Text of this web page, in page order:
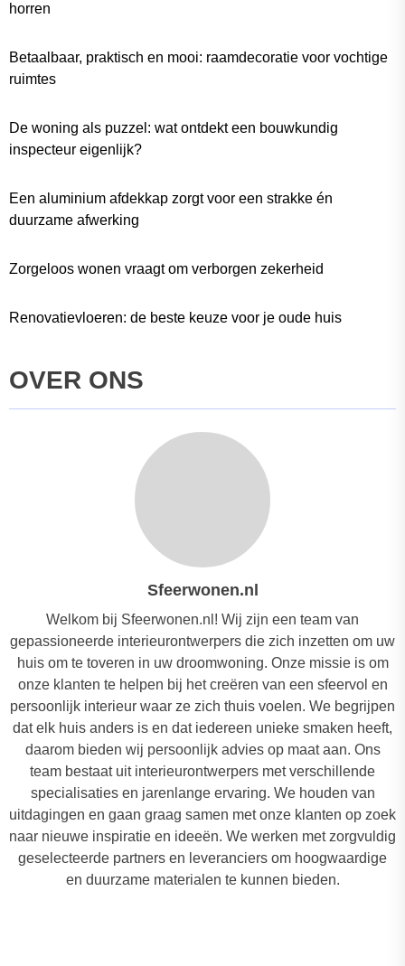
horren
Betaalbaar, praktisch en mooi: raamdecoratie voor vochtige
ruimtes
De woning als puzzel: wat ontdekt een bouwkundig
inspecteur eigenlijk?
Een aluminium afdekkap zorgt voor een strakke én
duurzame afwerking
Zorgeloos wonen vraagt om verborgen zekerheid
Renovatievloeren: de beste keuze voor je oude huis
OVER ONS
Sfeerwonen.nl
Welkom bij Sfeerwonen.nl! Wij zijn een team van
gepassioneerde interieurontwerpers die zich inzetten om uw
huis om te toveren in uw droomwoning. Onze missie is om
onze klanten te helpen bij het creëren van een sfeervol en
persoonlijk interieur waar ze zich thuis voelen. We begrijpen
dat elk huis anders is en dat iedereen unieke smaken heeft,
daarom bieden wij persoonlijk advies op maat aan. Ons
team bestaat uit interieurontwerpers met verschillende
specialisaties en jarenlange ervaring. We houden van
uitdagingen en gaan graag samen met onze klanten op zoek
naar nieuwe inspiratie en ideeën. We werken met zorgvuldig
geselecteerde partners en leveranciers om hoogwaardige
en duurzame materialen te kunnen bieden.